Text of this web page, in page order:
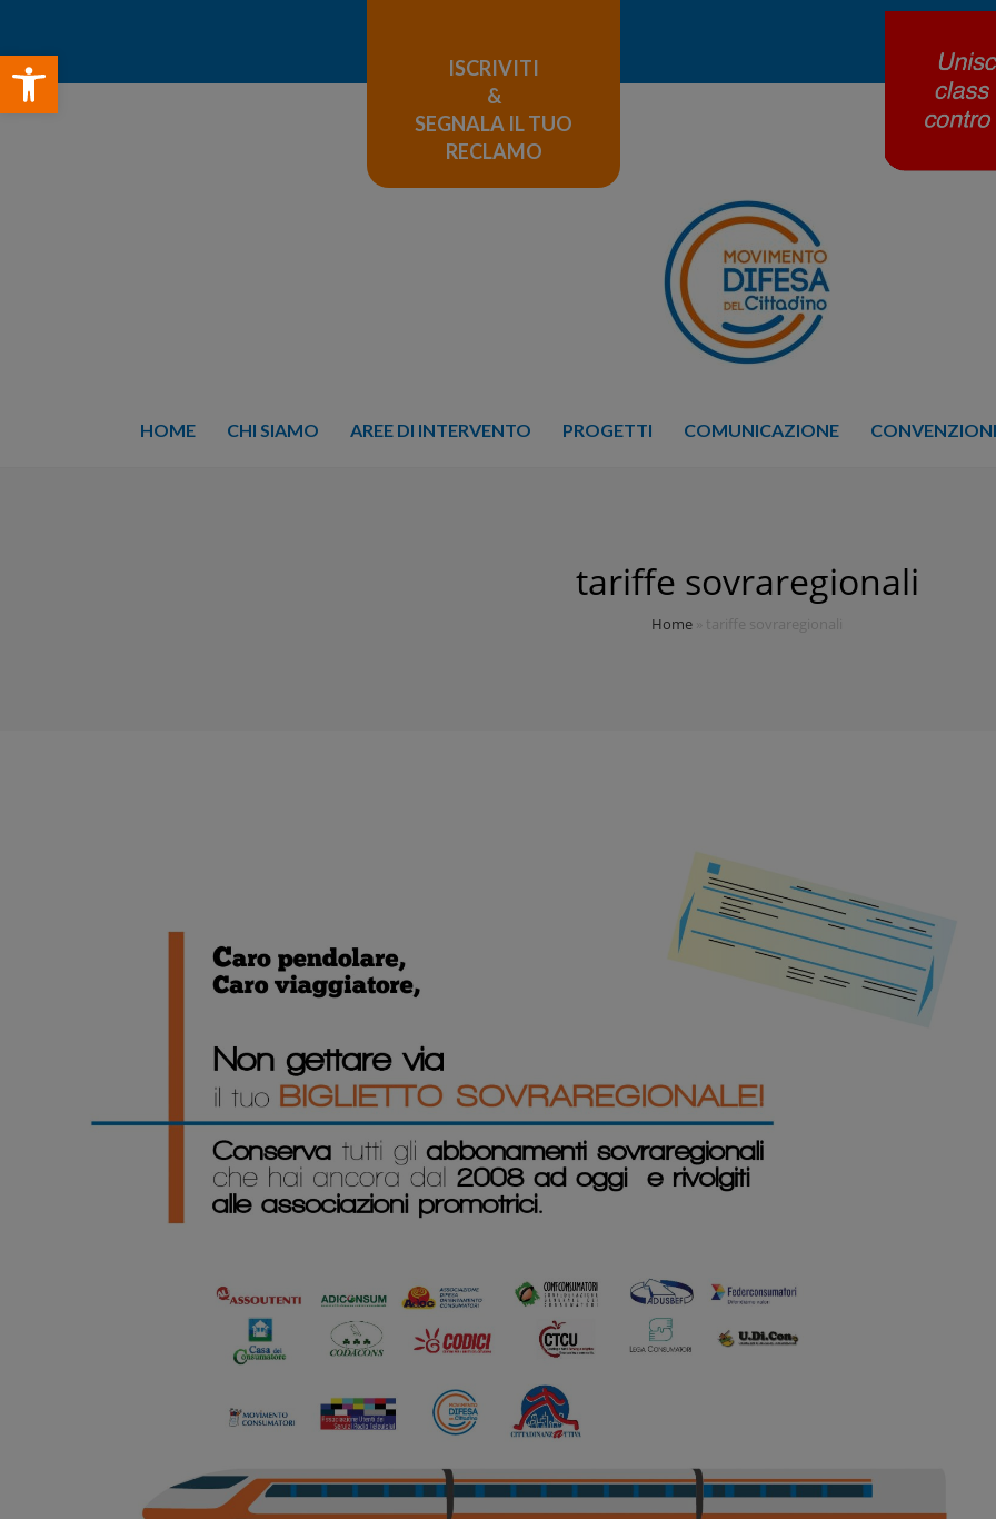
Open toolbar
ISCRIVITI
&
SEGNALA IL TUO
RECLAMO
HOME CHI SIAMO AREE DI INTERVENTO PROGETTI COMUNICAZIONE
tariffe sovraregionali
Home tariffe sovraregionali